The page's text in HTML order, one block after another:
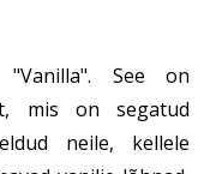
"Vanilla". See on
mis on segatud
neile, kellele